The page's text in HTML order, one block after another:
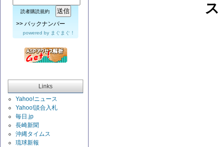
読者購読規約
>> バックナンバー
powered by まぐまぐ！
Links
Yahoo!ニュース
Yahoo!談合入札
毎日.jp
長崎新聞
沖縄タイムス
琉球新報